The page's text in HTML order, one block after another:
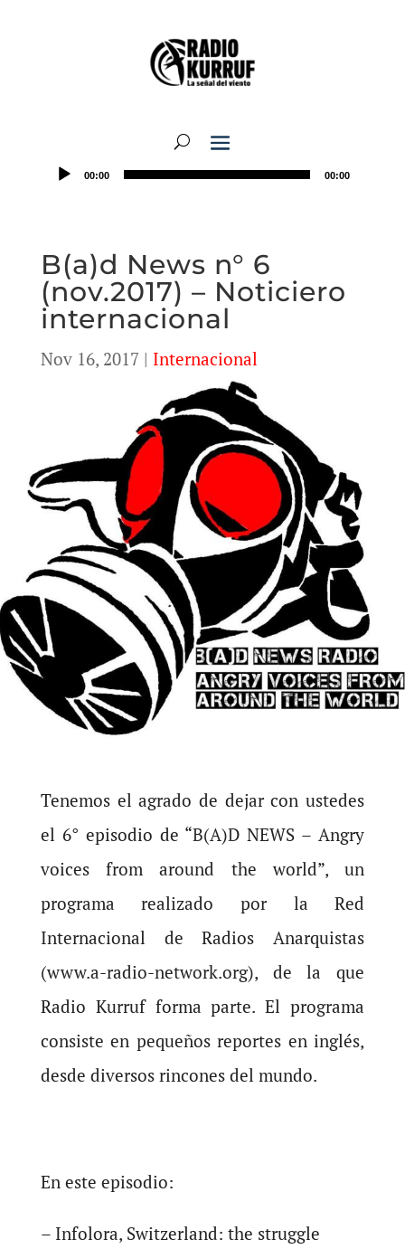
00:00 00:00
B(a)d News n° 6
(nov.2017) – Noticiero
internacional
Nov 16, 2017 | Internacional
Tenemos el agrado de dejar con ustedes
el 6° episodio de “B(A)D NEWS – Angry
voices from around the world”, un
programa realizado por la Red
Internacional de Radios Anarquistas
(www.a-radio-network.org), de la que
Radio Kurruf forma parte. El programa
consiste en pequeños reportes en inglés,
desde diversos rincones del mundo.
En este episodio:
– Infolora, Switzerland: the struggle